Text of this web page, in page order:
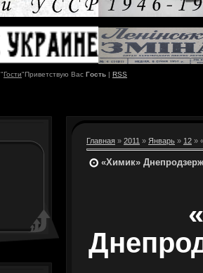
"Гости"Приветствую Вас Гость | RSS
Главная » 2011 » Январь » 12 »
«Химик»